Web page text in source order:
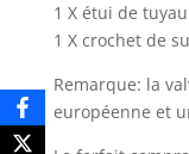
1 X étui de
1 X crochet de
Remarque: la
européenne et